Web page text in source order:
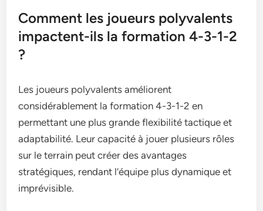
Comment les joueurs polyvalents
impactent-ils la formation 4-3-1-2
?
Les joueurs polyvalents améliorent
considérablement la formation 4-3-1-2 en
permettant une plus grande flexibilité tactique et
adaptabilité. Leur capacité à jouer plusieurs rôles
sur le terrain peut créer des avantages
stratégiques, rendant l’équipe plus dynamique et
imprévisible.